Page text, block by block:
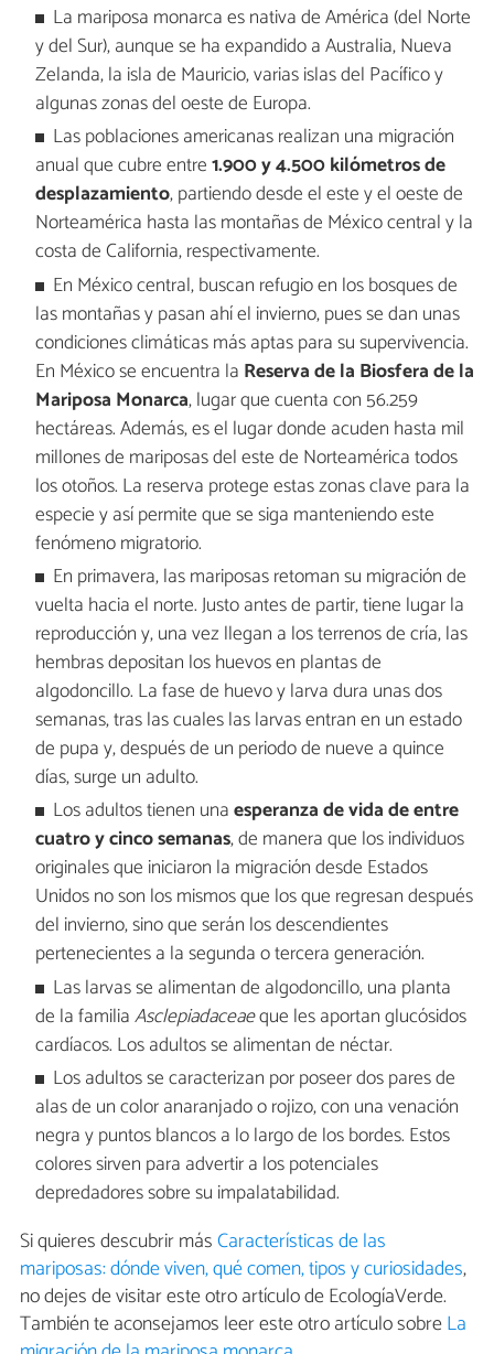
La mariposa monarca es nativa de América (del Norte
y del Sur), aunque se ha expandido a Australia, Nueva
Zelanda, la isla de Mauricio, varias islas del Pacífico y
algunas zonas del oeste de Europa.
Las poblaciones americanas realizan una migración
anual que cubre entre1.900 y 4.500 kilómetros de
desplazamiento, partiendo desde el este y el oeste de
Norteamérica hasta las montañas de México central y la
costa de California, respectivamente.
En México central, buscan refugio en los bosques de
las montañas y pasan ahí el invierno, pues se dan unas
condiciones climáticas más aptas para su supervivencia.
En México se encuentra la Reserva de la Biosfera de la
Mariposa Monarca, lugar que cuenta con 56.259
hectáreas. Además, es el lugar donde acuden hasta mil
millones de mariposas del este de Norteamérica todos
los otoños. La reserva protege estas zonas clave para la
especie y así permite que se siga manteniendo este
fenómeno migratorio.
En primavera, las mariposas retoman su migración de
vuelta hacia el norte. Justo antes de partir, tiene lugar la
reproducción y, una vez llegan a los terrenos de cría, las
hembras depositan los huevos en plantas de
algodoncillo. La fase de huevo y larva dura unas dos
semanas, tras las cuales las larvas entran en un estado
de pupa y, después de un periodo de nueve a quince
días, surge un adulto.
Los adultos tienen unaesperanza de vida de entre
cuatro y cinco semanas, de manera que los individuos
originales que iniciaron la migración desde Estados
Unidos no son los mismos que los que regresan después
del invierno, sino que serán los descendientes
pertenecientes a la segunda o tercera generación.
Las larvas se alimentan de algodoncillo, una planta
de la familiaAsclepiadaceaeque les aportan glucósidos
cardíacos. Los adultos se alimentan de néctar.
Los adultos se caracterizan por poseer dos pares de
alas de un color anaranjado o rojizo, con una venación
negra y puntos blancos a lo largo de los bordes. Estos
colores sirven para advertir a los potenciales
depredadores sobre su impalatabilidad.
Si quieres descubrir másCaracterísticas de las
mariposas: dónde viven, qué comen, tipos y curiosidades,
no dejes de visitar este otro artículo de EcologíaVerde.
También te aconsejamos leer este otro artículo sobreLa